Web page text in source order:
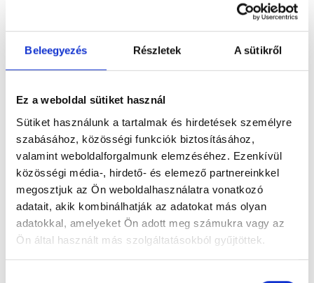
Beleegyezés Részletek A sütikről
Ez a weboldal sütiket használ
Sütiket használunk a tartalmak és hirdetések személyre
szabásához, közösségi funkciók biztosításához,
valamint weboldalforgalmunk elemzéséhez. Ezenkívül
közösségi média-, hirdető- és elemező partnereinkkel
megosztjuk az Ön weboldalhasználatra vonatkozó
adatait, akik kombinálhatják az adatokat más olyan
adatokkal, amelyeket Ön adott meg számukra vagy az
Ön által használt más szolgáltatásokból gyűjtöttek.
1201 Budapest, Jósika utca 107.
01-09-442442
Adószám
32784080-2-43
Bankszámlaszámunk
MBH Bank Nyrt.
10300002-15508571-00014902
Honlap